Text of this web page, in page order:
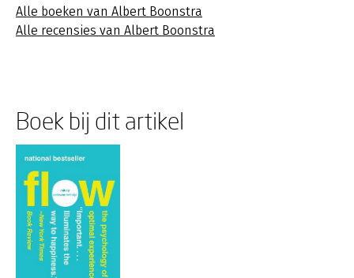
Alle boeken van Albert Boonstra
Alle recensies van Albert Boonstra
Boek bij dit artikel